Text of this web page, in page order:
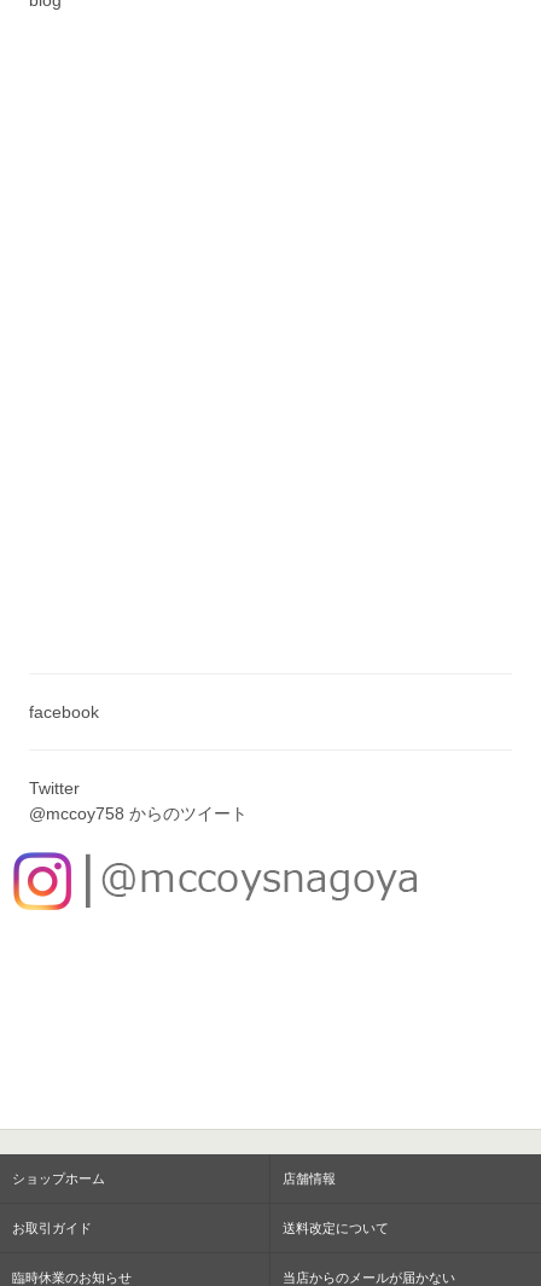
facebook
Twitter
@mccoy758 からのツイート
ショップホーム 店舗情報
お取引ガイド 送料改定について
臨時休業のお知らせ 当店からのメールが届かない